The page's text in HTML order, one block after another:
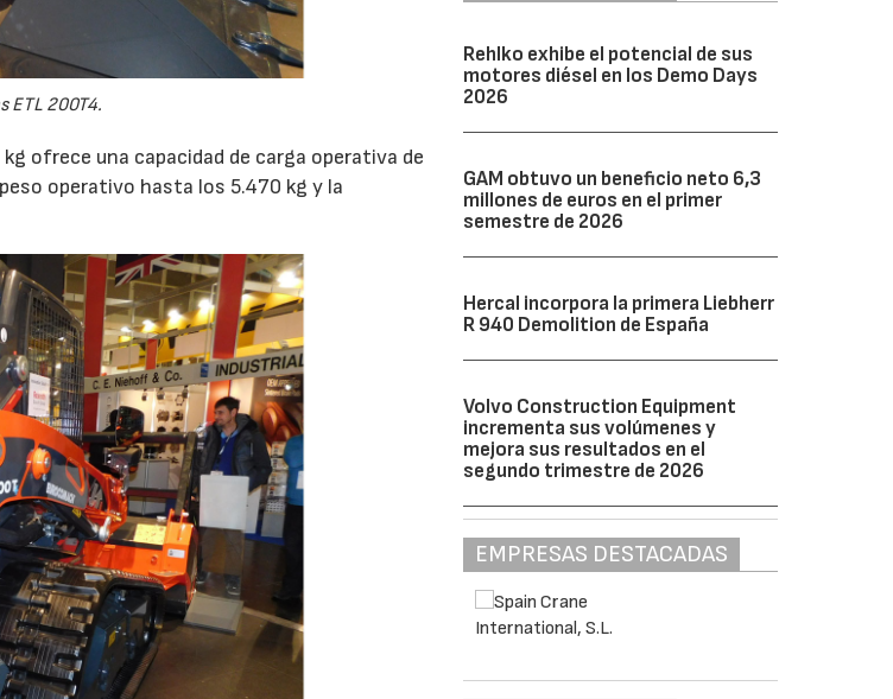
ETL 200T4.
ofrece una capacidad de carga operativa de
operativo hasta los 5.470 kg y la
Rehlko exhibe el potencial de sus
motores diésel en los Demo Days
2026
GAM obtuvo un beneficio neto 6,3
millones de euros en el primer
semestre de 2026
Hercal incorpora la primera Liebherr
R 940 Demolition de España
Volvo Construction Equipment
incrementa sus volúmenes y
mejora sus resultados en el
segundo trimestre de 2026
EMPRESAS DESTACADAS